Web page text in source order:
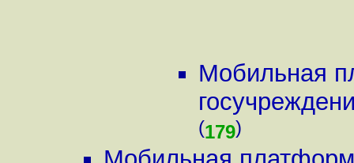
Мобильная
(179)